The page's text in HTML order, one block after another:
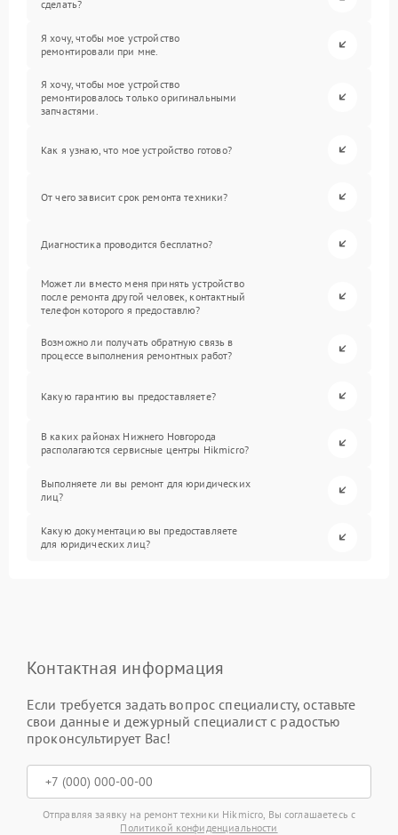
сделать?
Я хочу, чтобы мое устройство
ремонтировали при мне.
Я хочу, чтобы мое устройство
ремонтировалось только оригинальными
запчастями.
Как я узнаю, что мое устройство готово?
От чего зависит срок ремонта техники?
Диагностика проводится бесплатно?
Может ли вместо меня принять устройство
после ремонта другой человек, контактный
телефон которого я предоставлю?
Возможно ли получать обратную связь в
процессе выполнения ремонтных работ?
Какую гарантию вы предоставляете?
В каких районах Нижнего Новгорода
располагаются сервисные центры Hikmicro?
Выполняете ли вы ремонт для юридических
лиц?
Какую документацию вы предоставляете
для юридических лиц?
Контактная информация
Если требуется задать вопрос специалисту, оставьте
свои данные и дежурный специалист с радостью
проконсультирует Вас!
Отправляя заявку на ремонт техники Hikmicro, Вы соглашаетесь с
Политикой конфиденциальности